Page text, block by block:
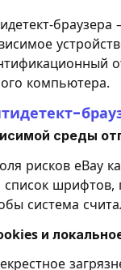
компьютера.
среды
рисков eBay
список шрифтов,
система
и